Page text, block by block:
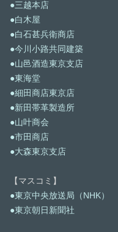
●三越本店
●白木屋
●白石甚兵衛商店
●今川小路共同建築
●山邑酒造東京支店
●東海堂
●細田商店東京店
●新田帯革製造所
●山叶商会
●市田商店
●大森東京支店
【マスコミ】
●東京中央放送局（NHK）
●東京朝日新聞社